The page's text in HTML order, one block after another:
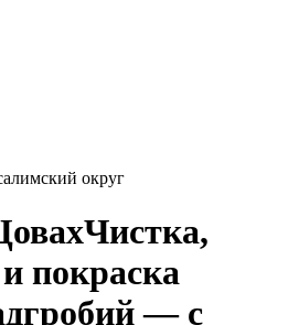
округ
Чистка,
покраска
— с